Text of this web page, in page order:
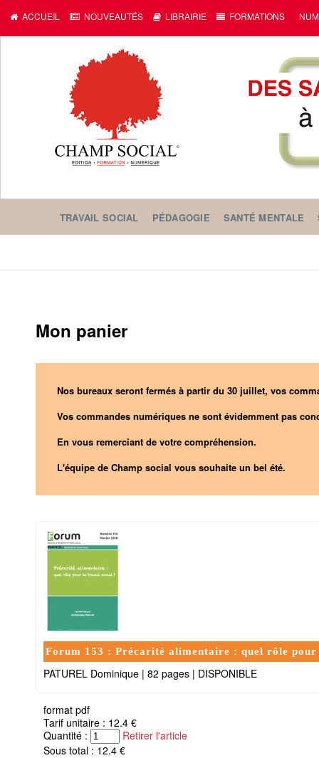
ACCUEIL NOUVEAUTÉS LIBRAIRIE FORMATIONS
TRAVAIL SOCIAL PÉDAGOGIE SANTÉ MENTALE
Mon panier
Nos bureaux seront fermés à partir du 30 juillet, vos
Vos commandes numériques ne sont évidemment pas
En vous remerciant de votre compréhension.
L'équipe de Champ social vous souhaite un bel été.
Forum 153 : Précarité alimentaire : quel rôle
PATUREL Dominique | 82 pages | DISPONIBLE
format pdf
Tarif unitaire : 12.4 €
Quantité :
Retirer l'article
Sous total : 12.4 €